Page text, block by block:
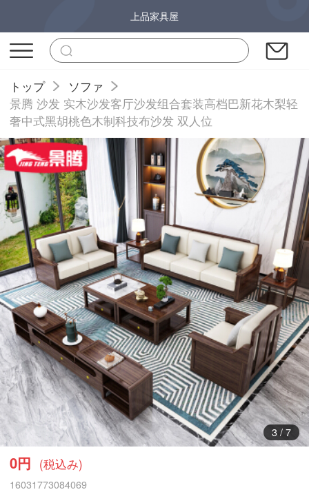
上品家具屋
トップ
ソファ
景腾 沙发 实木沙发客厅沙发组合套装高档巴新花木梨轻
奢中式黑胡桃色木制科技布沙发 双人位
3/ 7
0円 (税込み)
16031773084069